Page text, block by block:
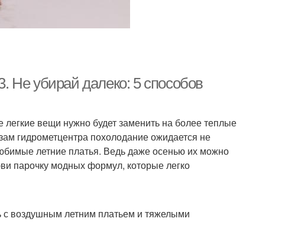
Не убирай далеко: 5 способов
вещи нужно будет заменить на более теплые
гидрометцентра похолодание ожидается не
летние платья. Ведь даже осенью их можно
парочку модных формул, которые легко
воздушным летним платьем и тяжелыми